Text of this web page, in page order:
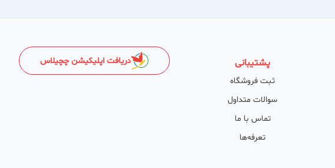
پشتیبانی
ثبت فروشگاه
سوالات متداول
تماس با ما
تعرفه‌ها
دریافت اپلیکیشن چچیلاس